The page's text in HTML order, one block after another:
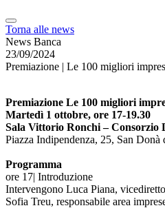
Torna alle news
News Banca
23/09/2024
Premiazione | Le 100 migliori
Premiazione Le 100 migliori
Martedì 1 ottobre, ore 17-19.30
Sala Vittorio Ronchi – Consorzio
Piazza Indipendenza, 25, San
Programma
ore 17| Introduzione
Intervengono Luca Piana,
Sofia Treu, responsabile area